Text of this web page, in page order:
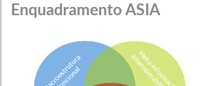
Enquadramento ASIA